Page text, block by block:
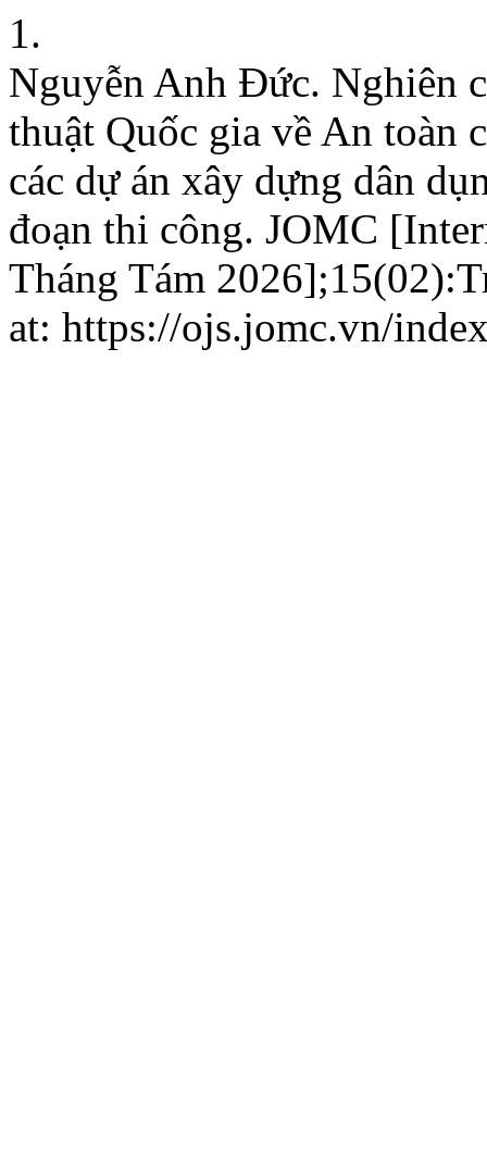
1.
Nguyễn Anh Đức. Nghiên
thuật Quốc gia về An toàn
các dự án xây dựng dân
đoạn thi công. JOMC
Tháng Tám
at: https://ojs.jomc.vn/